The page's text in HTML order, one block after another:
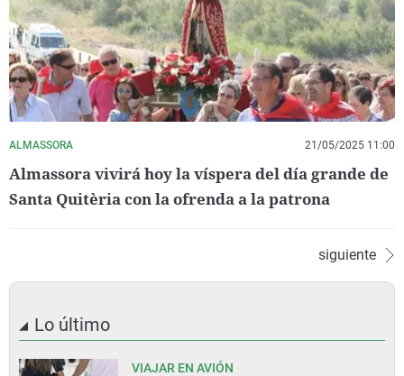
ALMASSORA 21/05/2025 11:00
Almassora vivirá hoy la víspera del día grande de
Santa Quitèria con la ofrenda a la patrona
siguiente
Lo último
VIAJAR EN AVIÓN